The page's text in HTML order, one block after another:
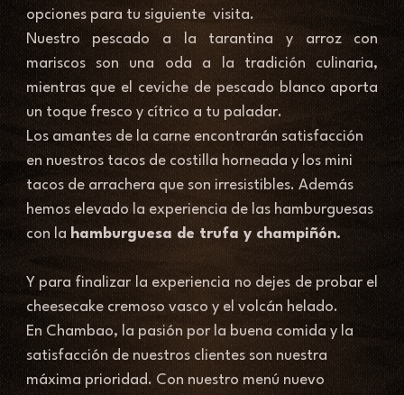
opciones para tu siguiente  visita.
Nuestro pescado a la tarantina y arroz con
mariscos son una oda a la tradición culinaria,
mientras que el ceviche de pescado blanco aporta
un toque fresco y cítrico a tu paladar.
Los amantes de la carne encontrarán satisfacción
en nuestros tacos de costilla horneada y los mini
tacos de arrachera que son irresistibles. Además
hemos elevado la experiencia de las hamburguesas
con la hamburguesa de trufa y champiñón.
Y para finalizar la experiencia no dejes de probar el
cheesecake cremoso vasco y el volcán helado.
En Chambao, la pasión por la buena comida y la
satisfacción de nuestros clientes son nuestra
máxima prioridad. Con nuestro menú nuevo